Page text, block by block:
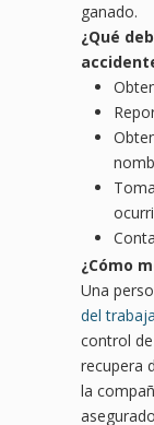
ganado.
¿Qué
¿Cómo
Una
del
control
recupera
la